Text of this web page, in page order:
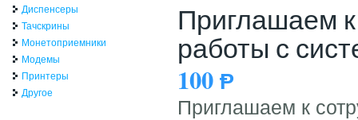
Приглашаем к
работы с
100 Ᵽ
Приглашаем к
Диспенсеры
Тачскрины
Монетоприемники
Модемы
Принтеры
Другое